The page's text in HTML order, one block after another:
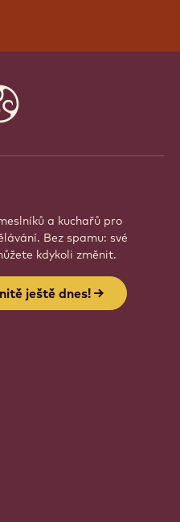
a kuchařů pro
Bez spamu: své
kdykoli změnit.
ještě dnes!